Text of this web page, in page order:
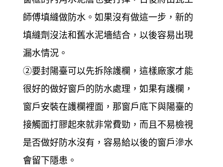
師傅填縫做防水。如果沒有做這一步，新的
填縫劑沒法和舊水泥墻結合，以後容易出現
漏水情況。
②要封陽臺可以先拆除護欄，這樣廠家才能
很好的做好窗戶的防水處理，如果有護欄，
窗戶安裝在護欄裡面，那窗戶底下與陽臺的
接觸面打膠起來就非常費勁，而且不易檢視
是否做好防水沒有，容易給以後的窗戶滲水
會留下隱患。